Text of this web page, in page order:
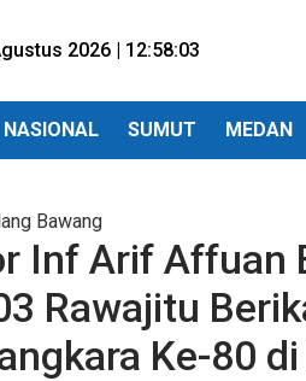
2026 | 12:58:04
NASIONAL SUMUT MEDAN
Bawang
Inf Arif Affuan
Rawajitu
Ke-80